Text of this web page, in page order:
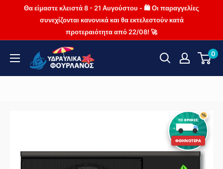
ΜετάβασηΘα είμαστε κλειστά 8 - 21 Αυγούστου - 🛍️ Οι παραγγελίες
συνεχίζονται κανονικά και θα εκτελεστούν κατά
προτεραιότητα από 22/08! 🚀
Fourlanos.gr 0
%
ΤΟ ΒΡΗΚΕΣ;
ΦΘΗΝΟΤΕΡΑ